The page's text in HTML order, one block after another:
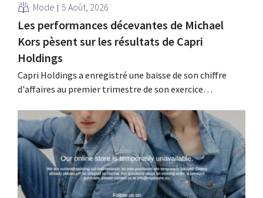
Mode 5 Août, 2026
Les performances décevantes de Michael
Kors pèsent sur les résultats de Capri
Holdings
Capri Holdings a enregistré une baisse de son chiffre
d'affaires au premier trimestre de son exercice
performances décevantes de Michael Kors, malgré les
bons résultats de Jimmy Choo.